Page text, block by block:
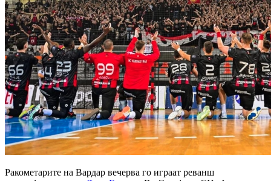
Ракометарите на Вардар вечерва го играат реванш